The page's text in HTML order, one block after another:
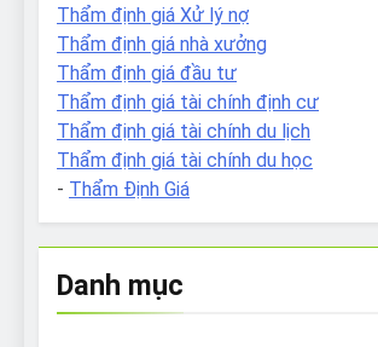
Thẩm định giá Xử lý nợ
Thẩm định giá nhà xưởng
Thẩm định giá đầu tư
Thẩm định giá tài chính định cư
Thẩm định giá tài chính du lịch
Thẩm định giá tài chính du học
- Thẩm Định Giá
Danh mục